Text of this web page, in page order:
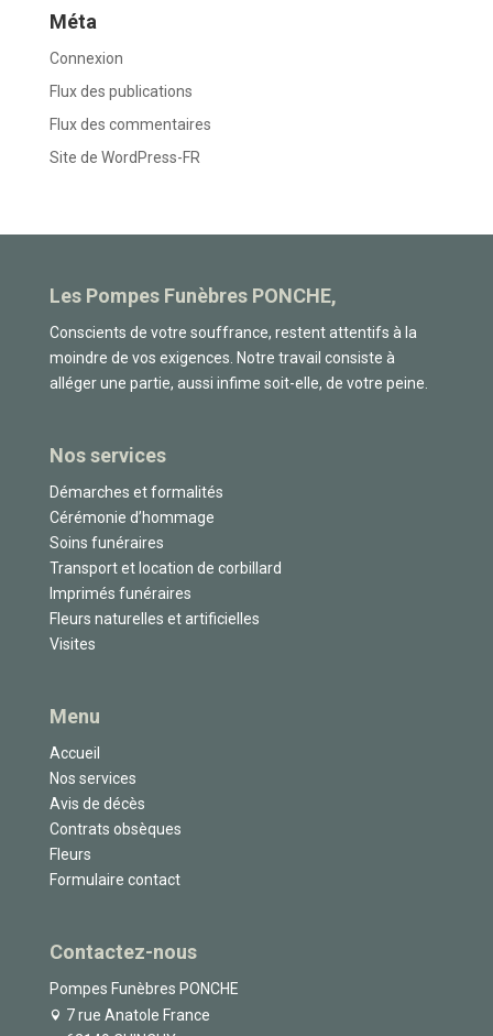
Méta
Connexion
Flux des publications
Flux des commentaires
Site de WordPress-FR
Les Pompes Funèbres PONCHE,
Conscients de votre souffrance, restent attentifs à la
moindre de vos exigences. Notre travail consiste à
alléger une partie, aussi infime soit-elle, de votre peine.
Nos services
Démarches et formalités
Cérémonie d’hommage
Soins funéraires
Transport et location de corbillard
Imprimés funéraires
Fleurs naturelles et artificielles
Visites
Menu
Accueil
Nos services
Avis de décès
Contrats obsèques
Fleurs
Formulaire contact
Contactez-nous
Pompes Funèbres PONCHE
7 rue Anatole France